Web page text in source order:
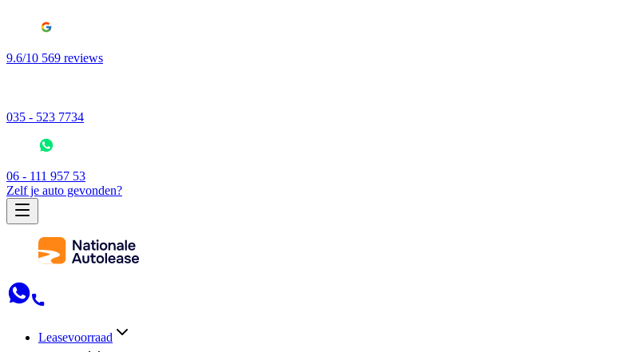
9.6/10 569 reviews
035 - 523 7734
06 - 111 957 53
Zelf je auto gevonden?
Leasevoorraad